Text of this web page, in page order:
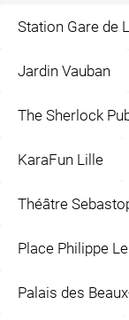
Station Gare de
Jardin Vauban
The Sherlock
KaraFun Lille
Théâtre
Place Philippe
Palais des